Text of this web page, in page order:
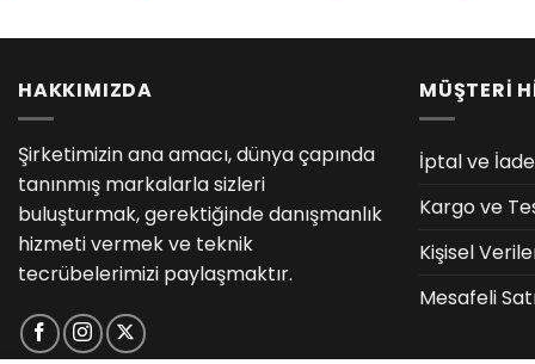
HAKKIMIZDA
Şirketimizin ana amacı, dünya çapında
tanınmış markalarla sizleri
buluşturmak, gerektiğinde danışmanlık
hizmeti vermek ve teknik
tecrübelerimizi paylaşmaktır.
MÜŞTERİ
İptal ve
Kargo ve
Kişisel
Mesafeli